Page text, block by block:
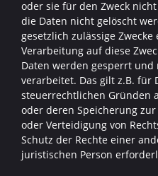
oder sie für den Zweck
die Daten nicht gelöscht
gesetzlich zulässige
Verarbeitung auf diese
Daten werden gesperrt
verarbeitet. Das gilt z.B. für
steuerrechtlichen Gründen
oder deren Speicherung
oder Verteidigung von
Schutz der Rechte einer
juristischen Person